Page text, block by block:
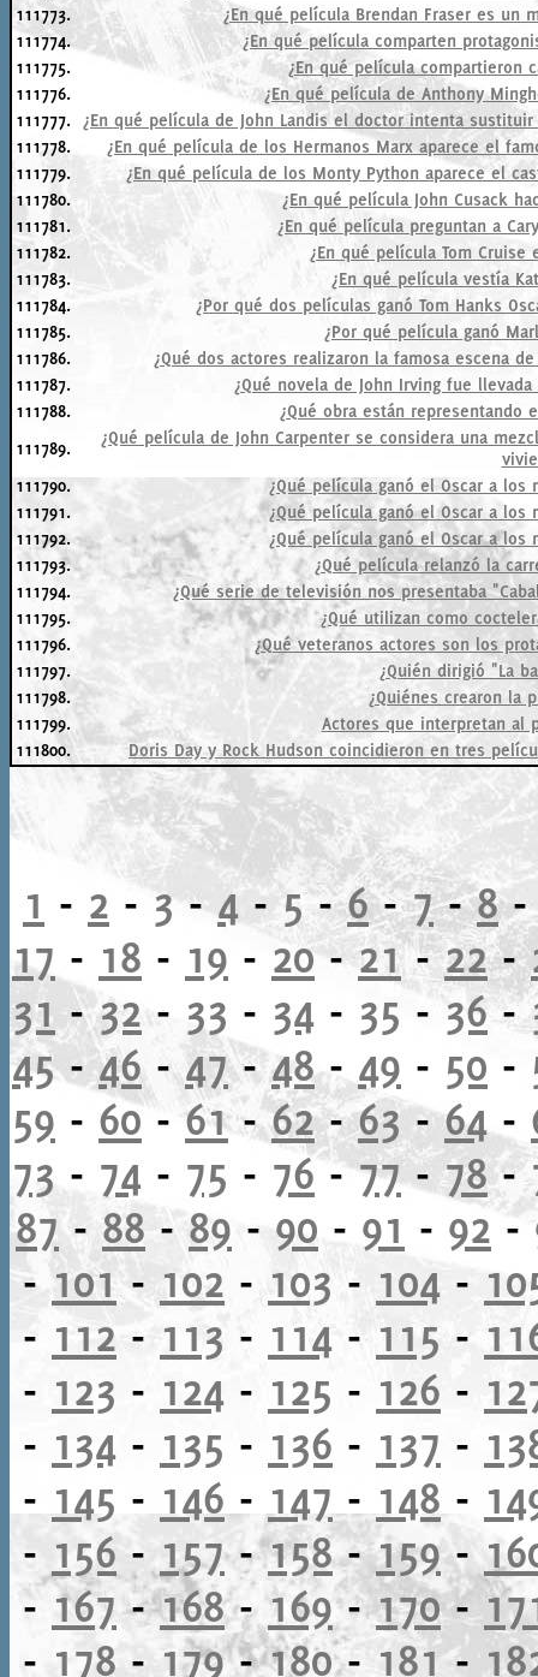
111773.
¿En qué película Brendan Fraser es un
111774.
¿En qué película comparten
111775.
¿En qué película compartieron
111776.
¿En qué película de Anthony
111777.
¿En qué película de John Landis el doctor intenta
111778.
¿En qué película de los Hermanos Marx aparece el
111779.
¿En qué película de los Monty Python aparece el
111780.
¿En qué película John Cusack
111781.
¿En qué película preguntan a
111782.
¿En qué película Tom Cruise
111783.
¿En qué película vestía
111784.
¿Por qué dos películas ganó Tom Hanks
111785.
¿Por qué película ganó
111786.
¿Qué dos actores realizaron la famosa escena
111787.
¿Qué novela de John Irving fue
111788.
¿Qué obra están representando
111789.
¿Qué película de John Carpenter se considera una
111790.
¿Qué película ganó el Oscar a
111791.
¿Qué película ganó el Oscar a
111792.
¿Qué película ganó el Oscar a
111793.
¿Qué película relanzó la
111794.
¿Qué serie de televisión nos presentaba
111795.
¿Qué utilizan como
111796.
¿Qué veteranos actores son los
111797.
¿Quién dirigió "La
111798.
¿Quiénes crearon la
111799.
Actores que interpretan al
111800.
Doris Day y Rock Hudson coincidieron en tres
1 - 2 -3- 4 -5-6-7-8
17 - 18 - 19 - 20-21-22-
31 -32- 33 - 34 - 35 -36-
45-46-47-48- 49 - 50 -
59 - 60- 61-62-63-64-
73 - 74 - 75 - 76-77-78-
87 -88-89 - 90 - 91 - 92-
-101- 102 - 103 - 104 -
- 112 - 113 - 114 - 115 -
- 123 - 124 - 125 - 126 -
- 134 - 135 - 136 - 137 -
- 145 - 146 - 147 - 148 -
- 156 - 157-158-159-
- 167-168-169-170-
- 178 - 179-180- 181-